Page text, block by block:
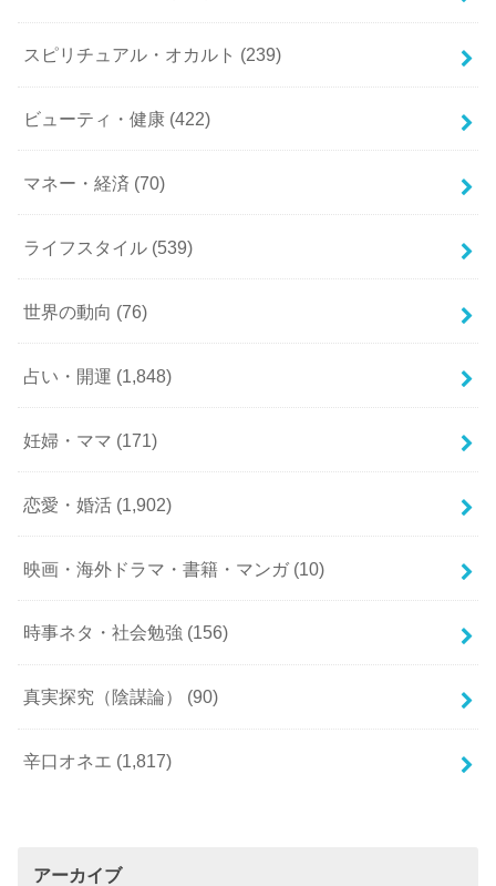
スピリチュアル・オカルト (239)
ビューティ・健康 (422)
マネー・経済 (70)
ライフスタイル (539)
世界の動向 (76)
占い・開運 (1,848)
妊婦・ママ (171)
恋愛・婚活 (1,902)
映画・海外ドラマ・書籍・マンガ (10)
時事ネタ・社会勉強 (156)
真実探究（陰謀論） (90)
辛口オネエ (1,817)
アーカイブ